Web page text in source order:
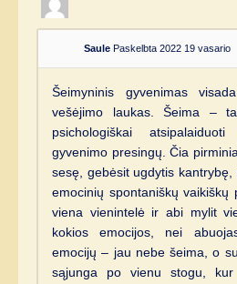
Saule Paskelbta 2022 19 vasario
Šeimyninis gyvenimas
vešėjimo laukas. Šeima –
psichologiškai
gyvenimo presingų. Čia
sesę, gebėsit ugdytis
emocinių spontaniškų vaikiškų
viena vienintelė ir abi mylit
kokios emocijos, nei
emocijų – jau nebe šeima, o
sąjunga po vienu stogu, kur